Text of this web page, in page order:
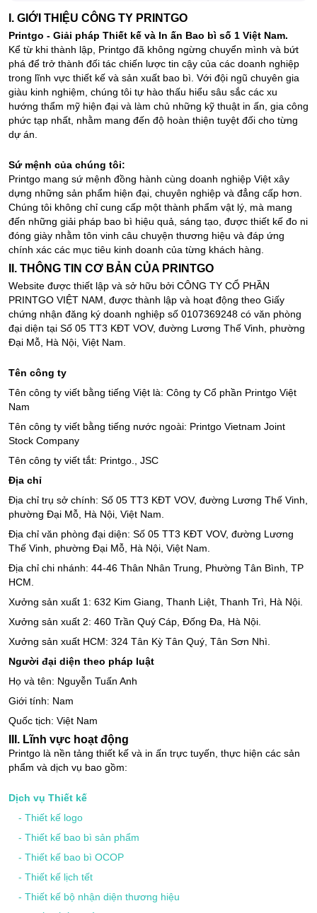
I. GIỚI THIỆU CÔNG TY PRINTGO
Printgo - Giải pháp Thiết kế và In ấn Bao bì số 1 Việt Nam.
Kể từ khi thành lập, Printgo đã không ngừng chuyển mình và bứt
phá để trở thành đối tác chiến lược tin cậy của các doanh nghiệp
trong lĩnh vực thiết kế và sản xuất bao bì. Với đội ngũ chuyên gia
giàu kinh nghiệm, chúng tôi tự hào thấu hiểu sâu sắc các xu
hướng thẩm mỹ hiện đại và làm chủ những kỹ thuật in ấn, gia công
phức tạp nhất, nhằm mang đến độ hoàn thiện tuyệt đối cho từng
dự án.
Sứ mệnh của chúng tôi:
Printgo mang sứ mệnh đồng hành cùng doanh nghiệp Việt xây
dựng những sản phẩm hiện đại, chuyên nghiệp và đẳng cấp hơn.
Chúng tôi không chỉ cung cấp một thành phẩm vật lý, mà mang
đến những giải pháp bao bì hiệu quả, sáng tạo, được thiết kế đo ni
đóng giày nhằm tôn vinh câu chuyện thương hiệu và đáp ứng
chính xác các mục tiêu kinh doanh của từng khách hàng.
II. THÔNG TIN CƠ BẢN CỦA PRINTGO
Website được thiết lập và sở hữu bởi CÔNG TY CỔ PHẦN
PRINTGO VIỆT NAM, được thành lập và hoạt động theo Giấy
chứng nhận đăng ký doanh nghiệp số 0107369248 có văn phòng
đại diện tại Số 05 TT3 KĐT VOV, đường Lương Thế Vinh, phường
Đại Mỗ, Hà Nội, Việt Nam.
Tên công ty
Tên công ty viết bằng tiếng Việt là: Công ty Cổ phần Printgo Việt
Nam
Tên công ty viết bằng tiếng nước ngoài: Printgo Vietnam Joint
Stock Company
Tên công ty viết tắt: Printgo., JSC
Địa chỉ
Địa chỉ trụ sở chính: Số 05 TT3 KĐT VOV, đường Lương Thế Vinh,
phường Đại Mỗ, Hà Nội, Việt Nam.
Địa chỉ văn phòng đại diện: Số 05 TT3 KĐT VOV, đường Lương
Thế Vinh, phường Đại Mỗ, Hà Nội, Việt Nam.
Địa chỉ chi nhánh: 44-46 Thân Nhân Trung, Phường Tân Bình, TP
HCM.
Xưởng sản xuất 1: 632 Kim Giang, Thanh Liệt, Thanh Trì, Hà Nội.
Xưởng sản xuất 2: 460 Trần Quý Cáp, Đống Đa, Hà Nội.
Xưởng sản xuất HCM: 324 Tân Kỳ Tân Quý, Tân Sơn Nhì.
Người đại diện theo pháp luật
Họ và tên: Nguyễn Tuấn Anh
Giới tính: Nam
Quốc tịch: Việt Nam
III. Lĩnh vực hoạt động
Printgo là nền tảng thiết kế và in ấn trực tuyến, thực hiện các sản
phẩm và dịch vụ bao gồm:
Dịch vụ Thiết kế
- Thiết kế logo
- Thiết kế bao bì sản phẩm
- Thiết kế bao bì OCOP
- Thiết kế lịch tết
- Thiết kế bộ nhận diện thương hiệu